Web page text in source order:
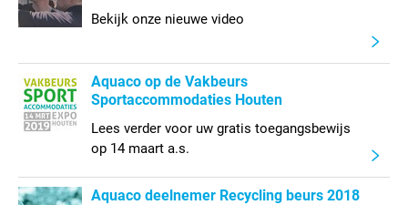
Bekijk onze nieuwe video
Aquaco op de Vakbeurs
Sportaccommodaties Houten
Lees verder voor uw gratis toegangsbewijs
op 14 maart a.s.
Aquaco deelnemer Recycling beurs 2018